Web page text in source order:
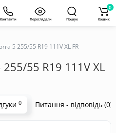
Контакти Переглядали Пошук Кошик
0
5 255/55 R19 111V XL FR
55 R19 111V XL
0 Питання - відповідь (0)